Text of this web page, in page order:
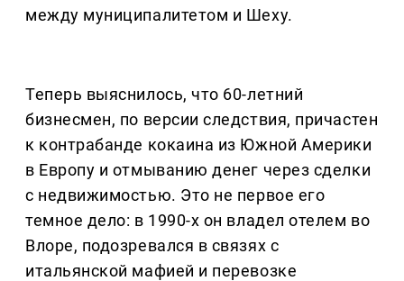
между муниципалитетом и Шеху.
Теперь выяснилось, что 60-летний
бизнесмен, по версии следствия, причастен
к контрабанде кокаина из Южной Америки
в Европу и отмыванию денег через сделки
с недвижимостью. Это не первое его
темное дело: в 1990-х он владел отелем во
Влоре, подозревался в связях с
итальянской мафией и перевозке